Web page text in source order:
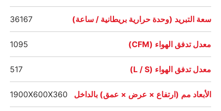
سعة التبريد (وحدة حرارية بريطانية / ساعة) 36167
معدل تدفق الهواء (CFM) 1095
معدل تدفق الهواء (L / S) 517
الأبعاد مم (ارتفاع × عرض × عمق) بالداخل 1900X600X360